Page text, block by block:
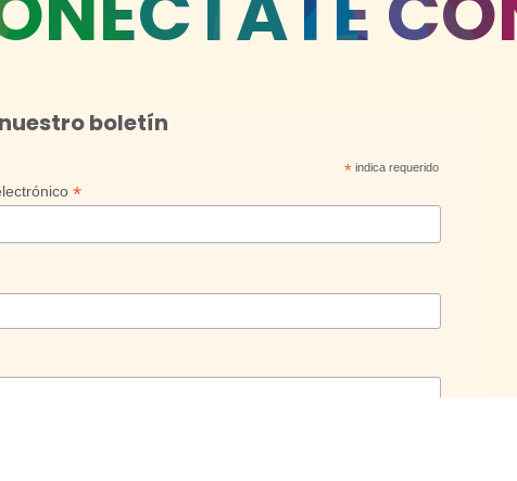
boletín
*indica requerido
*